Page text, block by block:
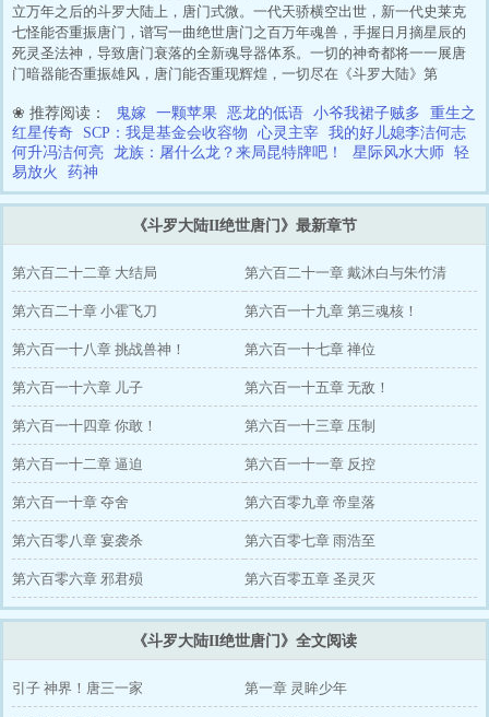
立万年之后的斗罗大陆上，唐门式微。一代天骄横空出世，新一代史莱克
七怪能否重振唐门，谱写一曲绝世唐门之百万年魂兽，手握日月摘星辰的
死灵圣法神，导致唐门衰落的全新魂导器体系。一切的神奇都将一一展唐
门暗器能否重振雄风，唐门能否重现辉煌，一切尽在《斗罗大陆》第
❀ 推荐阅读： 鬼嫁 一颗苹果 恶龙的低语 小爷我裙子贼多
重生之
红星传奇
SCP：我是基金会收容物 心灵主宰 我的好儿媳李洁何志
何升冯洁何亮 龙族：屠什么龙？来局昆特牌吧！ 星际风水大师
轻
易放火
药神
《斗罗大陆II绝世唐门》最新章节
第六百二十二章 大结局 第六百二十一章 戴沐白与朱竹清
第六百二十章 小霍飞刀 第六百一十九章 第三魂核！
第六百一十八章 挑战兽神！ 第六百一十七章 禅位
第六百一十六章 儿子 第六百一十五章 无敌！
第六百一十四章 你敢！ 第六百一十三章 压制
第六百一十二章 逼迫 第六百一十一章 反控
第六百一十章 夺舍 第六百零九章 帝皇落
第六百零八章 宴袭杀 第六百零七章 雨浩至
第六百零六章 邪君殒 第六百零五章 圣灵灭
《斗罗大陆II绝世唐门》全文阅读
引子 神界！唐三一家 第一章 灵眸少年